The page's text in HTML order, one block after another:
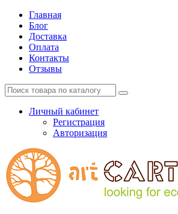
Главная
Блог
Доставка
Оплата
Контакты
Отзывы
Личный кабинет
Регистрация
Авторизация